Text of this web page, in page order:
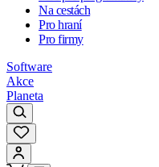
Na cestách
Pro hraní
Pro firmy
Software
Akce
Planeta